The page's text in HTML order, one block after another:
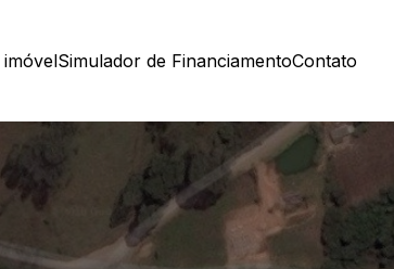
Simulador de FinanciamentoContato